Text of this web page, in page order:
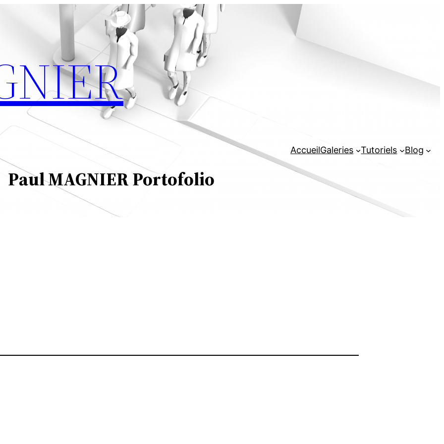
AccueilGaleries Tutoriels Blog
Paul MAGNIER Portofolio